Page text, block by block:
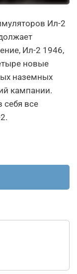
Ил-2
Ил-2 1946,
новые
наземных
кампании.
себя все